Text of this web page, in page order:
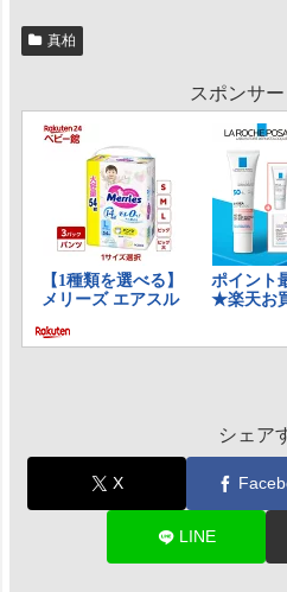
真柏
スポンサ
シェア
X
LINE